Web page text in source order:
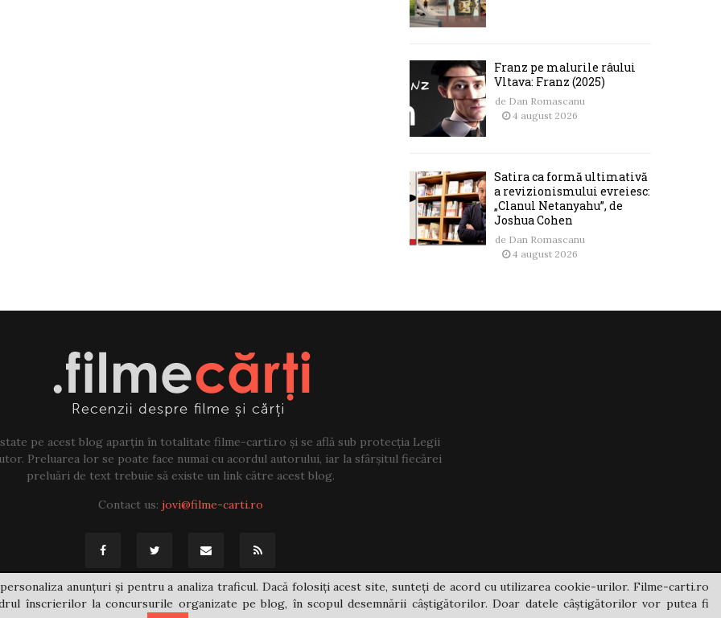
Franz pe malurile râului
Vltava: Franz (2025)
de Dan Romascanu
4 august 2026
Satira ca formă ultimativă
a revizionismului evreiesc:
„Clanul Netanyahu”, de
Joshua Cohen
de Dan Romascanu
4 august 2026
pe acest blog aparțin în totalitate filme-carti.ro și se află sub protecția Legii
Preluarea lor se poate face numai cu acordul autorului, iar la sfârșitul fiecărei
preluări de text trebuie să existe un link către acest blog.
Contact us: jovi@filme-carti.ro
anunțuri și pentru a analiza traficul. Dacă folosiți acest site, sunteți de acord cu utilizarea cookie-urilor. Filme-carti.ro
înscrierilor la concursurile organizate pe blog, în scopul desemnării câștigătorilor. Doar datele câștigătorilor vor putea fi